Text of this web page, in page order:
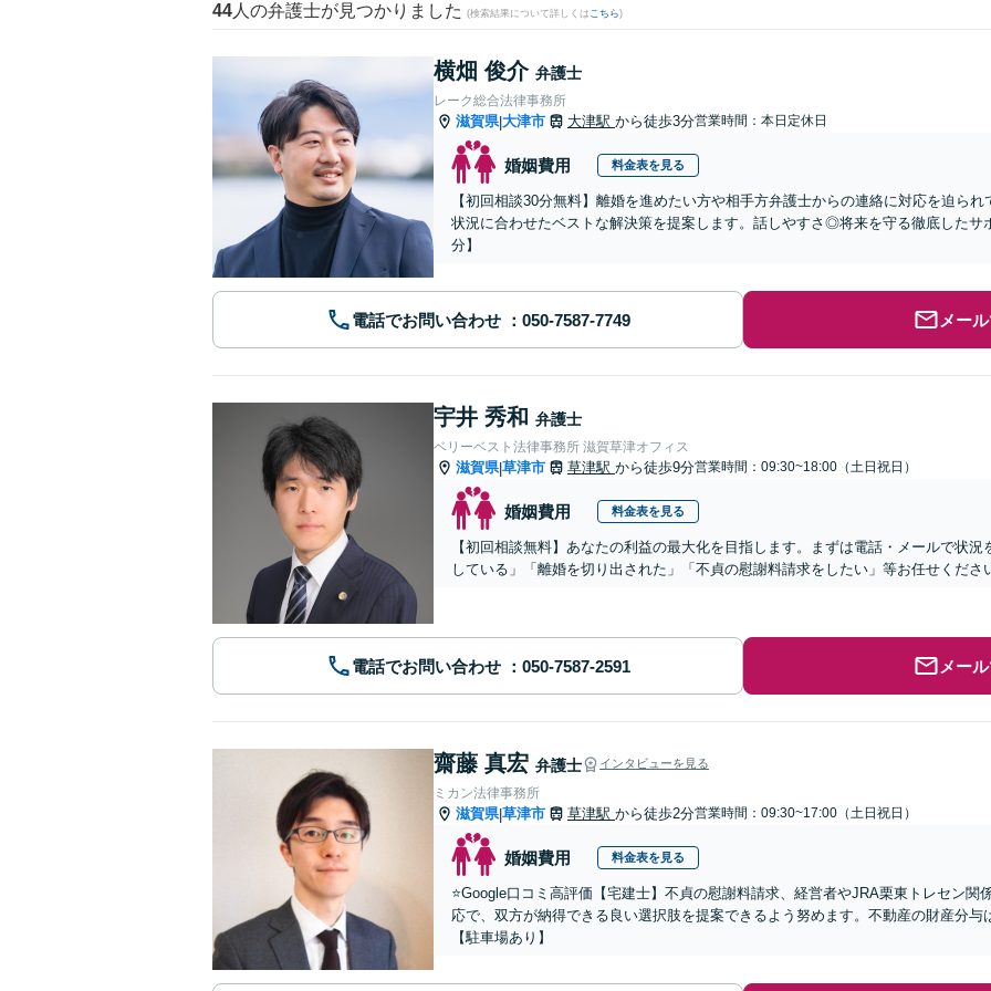
44 人の弁護士が見つかりました (検索結果について詳しくは こちら)
横畑 俊介 弁護士
レーク総合法律事務所
滋賀県|大津市 大津駅 から徒歩3分営業時間：本日定休日
婚姻費用 料金表を見る
【初回相談30分無料】離婚を進めたい方や相手方弁護士からの連絡に対応を迫ら
状況に合わせたベストな解決策を提案します。話しやすさ◎将来を守る徹底したサ
分】
電話でお問い合わせ メー
宇井 秀和 弁護士
ベリーベスト法律事務所 滋賀草津オフィス
滋賀県|草津市 草津駅 から徒歩9分営業時間：09:30~18:00（土日祝日）
婚姻費用 料金表を見る
【初回相談無料】あなたの利益の最大化を目指します。まずは電話・メールで状
している」「離婚を切り出された」「不貞の慰謝料請求をしたい」等お任せくだ
電話でお問い合わせ メー
齋藤 真宏 弁護士 インタビューを見る
ミカン法律事務所
滋賀県|草津市 草津駅 から徒歩2分営業時間：09:30~17:00（土日祝日）
婚姻費用 料金表を見る
⭐️Google口コミ高評価【宅建士】不貞の慰謝料請求、経営者やJRA栗東トレセン関
応で、双方が納得できる良い選択肢を提案できるよう努めます。不動産の財産分
【駐車場あり】